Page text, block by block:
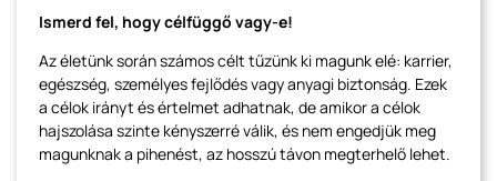
Ismerd fel, hogy célfüggő vagy-e!
Az életünk során számos célt tűzünk ki magunk elé: karrier,
egészség, személyes fejlődés vagy anyagi biztonság. Ezek
a célok irányt és értelmet adhatnak, de amikor a célok
hajszolása szinte kényszerré válik, és nem engedjük meg
magunknak a pihenést, az hosszú távon megterhelő lehet.